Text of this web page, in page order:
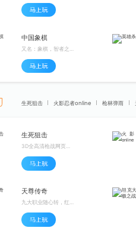
中国象棋
生死狙击 火影忍者online 枪林弹雨
生死狙击
3D全高清枪战网页游戏 3秒极速进入
天尊传奇